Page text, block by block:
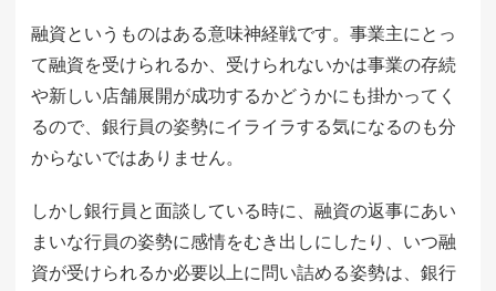
融資というものはある意味神経戦です。事業主にとっ
て融資を受けられるか、受けられないかは事業の存続
や新しい店舗展開が成功するかどうかにも掛かってく
るので、銀行員の姿勢にイライラする気になるのも分
からないではありません。
しかし銀行員と面談している時に、融資の返事にあい
まいな行員の姿勢に感情をむき出しにしたり、いつ融
資が受けられるか必要以上に問い詰める姿勢は、銀行